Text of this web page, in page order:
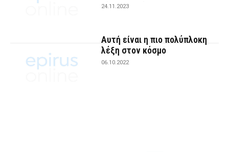
24.11.2023
Αυτή είναι η πιο πολύπλοκη
λέξη στον κόσμο
06.10.2022